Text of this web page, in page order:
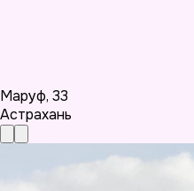
Маруф, 33
Астрахань